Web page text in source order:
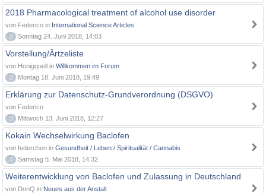
2018 Pharmacological treatment of alcohol use disorder
von Federico in International Science Articles
0
Sonntag 24. Juni 2018, 14:03
Vorstellung/Ärtzeliste
von Honigquell in Willkommen im Forum
0
Montag 18. Juni 2018, 19:49
Erklärung zur Datenschutz-Grundverordnung (DSGVO)
von Federico
0
Mittwoch 13. Juni 2018, 12:27
Kokain Wechselwirkung Baclofen
von federchen in Gesundheit / Leben / Spiritualität / Cannabis
0
Samstag 5. Mai 2018, 14:32
Weiterentwicklung von Baclofen und Zulassung in Deutschland
von DonQ in Neues aus der Anstalt